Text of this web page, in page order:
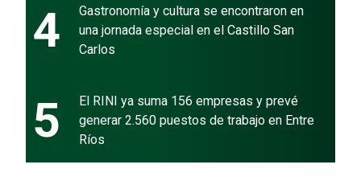
4
Gastronomía y cultura se encontraron en
una jornada especial en el Castillo San
Carlos
5
El RINI ya suma 156 empresas y prevé
generar 2.560 puestos de trabajo en Entre
Ríos